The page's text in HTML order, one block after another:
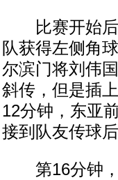
比赛开始后
队获得左侧角
尔滨门将刘伟
斜传，但是插
12分钟，东亚
接到队友传球
第16分钟，